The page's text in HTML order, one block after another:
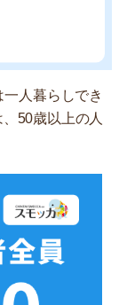
人暮らしでき
50歳以上の人